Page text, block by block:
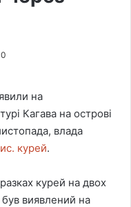
0
на
Кагава на острові
влада
курей.
курей на двох
виявлений на